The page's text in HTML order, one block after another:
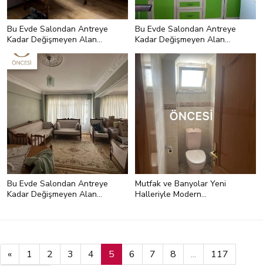
Bu Evde Salondan Antreye
Kadar Değişmeyen Alan
Bu Evde Salondan Antreye
Kadar Değişmeyen Alan
Bu Evde Salondan Antreye
Kadar Değişmeyen Alan
Mutfak ve Banyolar Yeni
Halleriyle Modern
« 1 2 3 4 5 6 7 8 ...
117